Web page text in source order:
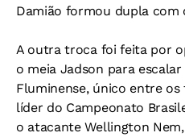
Damião formou dupla com
A outra troca foi feita por
o meia Jadson para escalar
Fluminense, único entre
líder do Campeonato
o atacante Wellington